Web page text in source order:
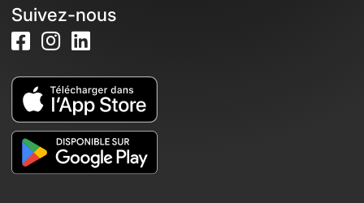
Suivez-nous